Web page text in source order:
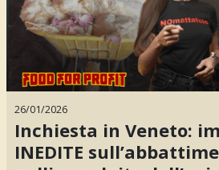
26/01/2026
Inchiesta in Veneto:
INEDITE